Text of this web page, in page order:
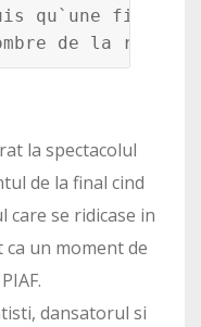
qu`une fille
de la rue...
la spectacolul
de la final cind
se ridicase in
ca un moment de
dansatorul si